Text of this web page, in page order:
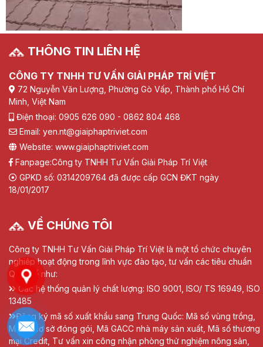
THÔNG TIN LIÊN HỆ
CÔNG TY TNHH TƯ VẤN GIẢI PHÁP TRÍ VIỆT
72 Nguyễn Văn Lượng, Phường Gò Vấp, Thành phố Hồ Chí
Minh, Việt Nam
Điện thoại: 0905 626 090 - 0862 804 468
Email: yen.nt@giaiphaptriviet.com
Website: www.giaiphaptriviet.com
Fanpage:Công ty TNHH Tư Vấn Giải Pháp Trí Việt
GPKD số: 0314209764 đã được cấp GCN ĐKT ngày
18/01/2017
VỀ CHÚNG TÔI
Công ty TNHH Tư Vấn Giải Pháp Trí Việt là một tổ chức chuyên
nghiệp hoạt động trong lĩnh vực đào tạo, tư vấn các tiêu chuẩn
Quốc tế như:
Các hệ thống quản lý chất lượng: ISO 9001, ISO/ TS 16949, ISO
13485
Đăng ký mã số xuất khẩu sang Trung Quốc: Mã số vùng trồng,
Mã số cơ sở đóng gói, Mã GACC nhà máy sản xuất, Mã số thương
mại Credit, Tư vấn xin công nhận phòng thử nghiệm nông sản,